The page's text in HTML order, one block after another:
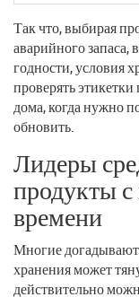
Так что, выбирая
аварийного запаса,
годности, условия
проверять
дома, когда нужно
обновить.
Лидеры
продукты
времени
Многие
хранения может
действительно